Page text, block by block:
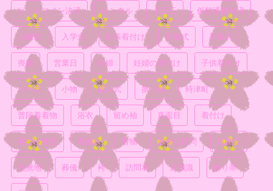
ビットコイン決済 レンタル 七五三 仮想通貨決済
入園式 入学式 出張着付け 卒園式 卒業式
喪服 営業日 妊婦 妊婦の着付け 子供着付け
小ネタ 小物 成人式 振り袖 時津町
普段着着物 浴衣 留め袖 真面目 着付け
着付け教室 着崩れ 着物 素朴な疑問 結婚式
色無地 葬儀 袴 訪問着 豆知識 飾り帯